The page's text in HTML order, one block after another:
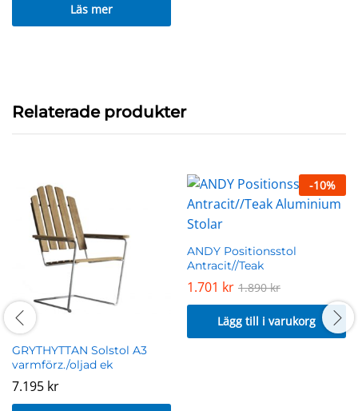
Läs mer
Relaterade produkter
GRYTHYTTAN Solstol A3
varmförz./oljad ek
7.195 kr
-10%
ANDY Positionsstol
Antracit//Teak
1.701 kr 1.890kr
Lägg till i varukorg